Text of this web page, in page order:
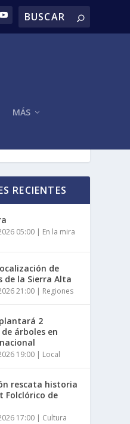
MÁS
RECIENTES
05:00 | En la mira
de
de la Sierra Alta
21:00 | Regiones
2
árboles en
19:00 | Local
rescata historia
Folclórico de
17:00 | Cultura